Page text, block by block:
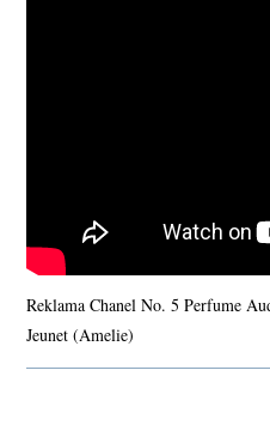
Reklama Chanel No. 5 Perfume
Jeunet (Amelie)